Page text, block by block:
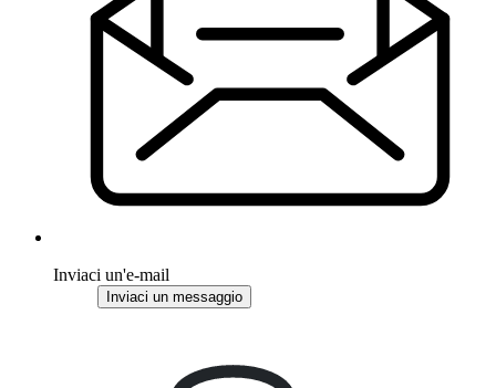
Inviaci un'e-mail
Inviaci un messaggio